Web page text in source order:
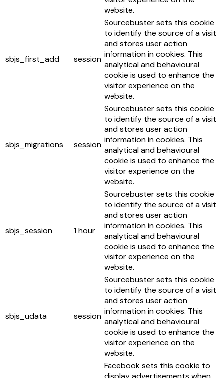
website.
sbjs_first_add session
Sourcebuster sets this cookie
to identify the source of a visit
and stores user action
information in cookies. This
analytical and behavioural
cookie is used to enhance the
visitor experience on the
website.
sbjs_migrations session
Sourcebuster sets this cookie
to identify the source of a visit
and stores user action
information in cookies. This
analytical and behavioural
cookie is used to enhance the
visitor experience on the
website.
sbjs_session 1 hour
Sourcebuster sets this cookie
to identify the source of a visit
and stores user action
information in cookies. This
analytical and behavioural
cookie is used to enhance the
visitor experience on the
website.
sbjs_udata session
Sourcebuster sets this cookie
to identify the source of a visit
and stores user action
information in cookies. This
analytical and behavioural
cookie is used to enhance the
visitor experience on the
website.
Facebook sets this cookie to
display advertisements when